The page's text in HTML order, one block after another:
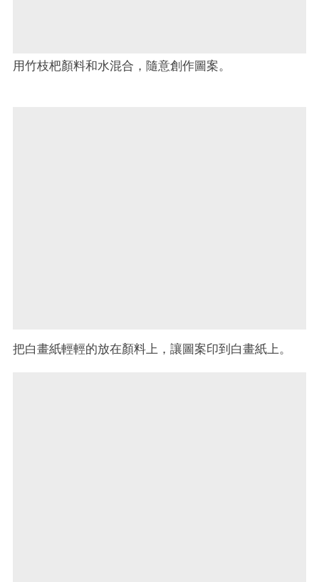
用竹枝杷顏料和水混合，隨意創作圖案。
把白畫紙輕輕的放在顏料上，讓圖案印到白畫紙上。